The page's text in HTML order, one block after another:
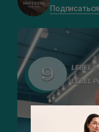
Подписаться